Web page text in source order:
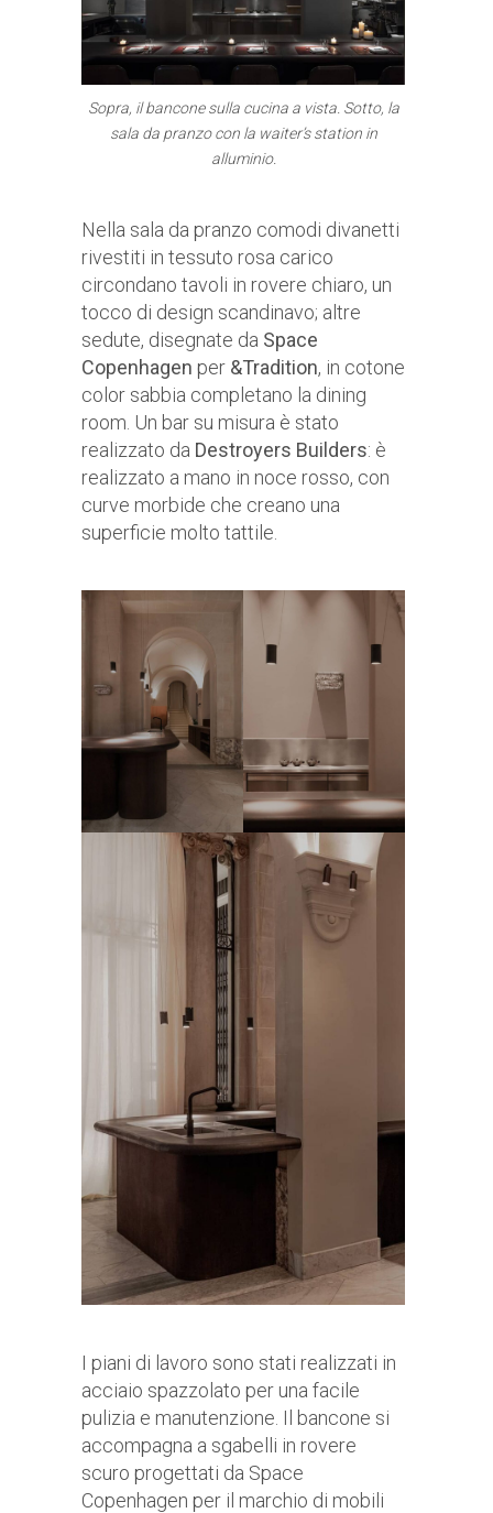
Sopra, il bancone sulla cucina a vista. Sotto, la
sala da pranzo con la waiter’s station in
alluminio.
Nella sala da pranzo comodi divanetti
rivestiti in tessuto rosa carico
circondano tavoli in rovere chiaro, un
tocco di design scandinavo; altre
sedute, disegnate da Space
Copenhagen per &Tradition, in cotone
color sabbia completano la dining
room. Un bar su misura è stato
realizzato da Destroyers Builders: è
realizzato a mano in noce rosso, con
curve morbide che creano una
superficie molto tattile.
I piani di lavoro sono stati realizzati in
acciaio spazzolato per una facile
pulizia e manutenzione. Il bancone si
accompagna a sgabelli in rovere
scuro progettati da Space
Copenhagen per il marchio di mobili